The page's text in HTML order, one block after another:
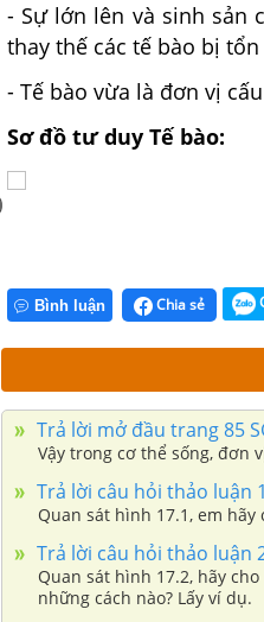
- Sự lớn lên và sinh sản
thay thế các tế bào bị
- Tế bào vừa là đơn vị
Sơ đồ tư duy Tế bào:
Bình luận Chia sẻ
Trả lời mở đầu trang 85
Vậy trong cơ thể sống, đơn
Trả lời câu hỏi thảo luận
Quan sát hình 17.1, em
Trả lời câu hỏi thảo luận
Quan sát hình 17.2, hãy
những cách nào? Lấy ví dụ.